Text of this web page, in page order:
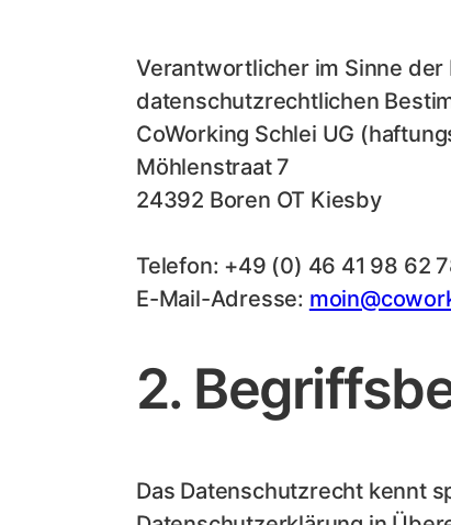
Verantwortlicher im Sinne
datenschutzrechtlichen
CoWorking Schlei UG
Möhlenstraat 7
24392 Boren OT Kiesby
Telefon: +49 (0) 46 41 98 62
E-Mail-Adresse:
2.
Das Datenschutzrecht kennt